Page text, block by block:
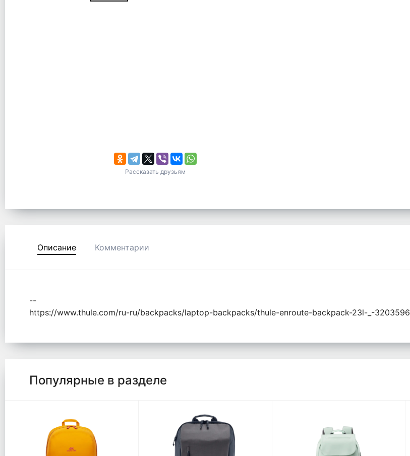
Рассказать друзьям
Описание Комментарии
--
https://www.thule.com/ru-ru/backpacks/laptop-backpacks/thule-enroute-backpack-23l-_-3203596
Популярные в разделе